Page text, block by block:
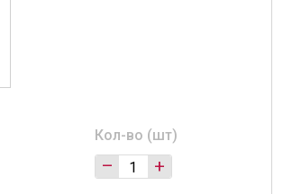
Кол-во (шт)
– +